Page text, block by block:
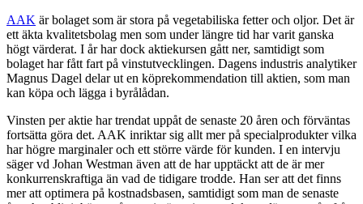
AAK är bolaget som är stora på vegetabiliska fetter och oljor. Det är
ett äkta kvalitetsbolag men som under längre tid har varit ganska
högt värderat. I år har dock aktiekursen gått ner, samtidigt som
bolaget har fått fart på vinstutvecklingen. Dagens industris analytiker
Magnus Dagel delar ut en köprekommendation till aktien, som man
kan köpa och lägga i byrålådan.
Vinsten per aktie har trendat uppåt de senaste 20 åren och förväntas
fortsätta göra det. AAK inriktar sig allt mer på specialprodukter vilka
har högre marginaler och ett större värde för kunden. I en intervju
säger vd Johan Westman även att de har upptäckt att de är mer
konkurrenskraftiga än vad de tidigare trodde. Han ser att det finns
mer att optimera på kostnadsbasen, samtidigt som man de senaste